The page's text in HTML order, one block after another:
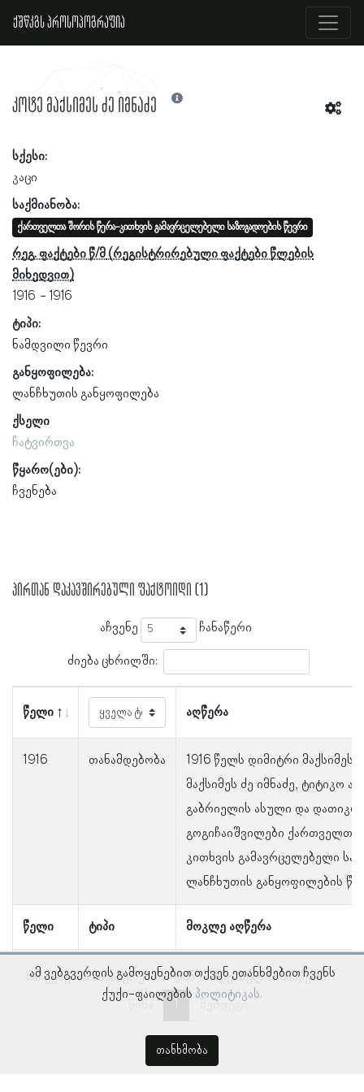
ქშწკგს პროსოპოგრაფია
კოტე მაქსიმეს ძე იმნაძე
სქესი:
კაცი
საქმიანობა:
ქართველთა შორის წერა-კითხვის გამავრცელებელი საზოგადოების წევრი
რეგ. ფაქტები წ/მ
1916
1916
ტიპი:
ნამდვილი წევრი
განყოფილება:
ლანჩხუთის განყოფილება
ქსელი
ჩატვირთვა
წყარო(ები):
ჩვენება
პირთან დაკავშირებული ფაქტოიდი (1)
აჩვენე ჩანაწერი
ძიება ცხრილში:
წელი აღწერა
წელი ტიპი მოკლე აღწერა
1916 თანამდებობა
1916 წელს დიმიტრი მაქსიმეს
მაქსიმეს ძე იმნაძე, ტიტიკო
გაბრიელის ასული და დათიკო
გოგიჩაიშვილები ქართველთა
კითხვის გამავრცელებელი
ლანჩხუთის განყოფილების
ნაჩვენებია ჩანაწერები 1–დან 1–მდე, სულ 1 ჩანაწერი
წინა
შემდეგი
ამ ვებგვერდის გამოყენებით თქვენ ეთანხმებით ჩვენს
ქუქი-ფაილების პოლიტიკას.
თანხმობა